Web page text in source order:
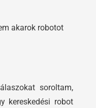
akarok robotot
soroltam,
kereskedési robot